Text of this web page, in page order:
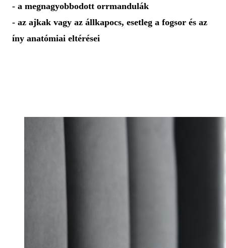
- a megnagyobbodott orrmandulák
- az ajkak vagy az állkapocs, esetleg a fogsor és az
íny anatómiai eltérései